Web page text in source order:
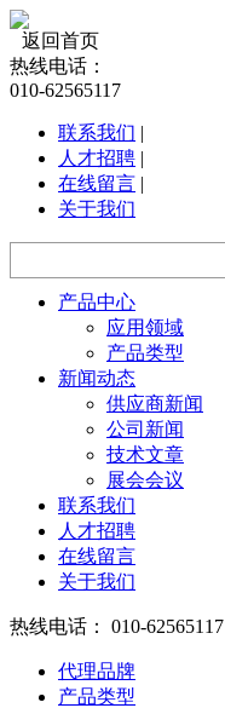
返回首页
热线电话：
010-62565117
联系我们 |
人才招聘 |
在线留言 |
关于我们
产品中心
应用领域
产品类型
新闻动态
供应商新闻
公司新闻
技术文章
展会会议
联系我们
人才招聘
在线留言
关于我们
热线电话： 010-62565117
代理品牌
产品类型